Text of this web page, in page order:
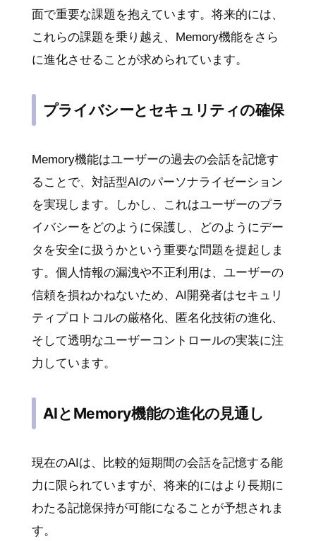
面で重要な課題を抱えています。将来的には、
これらの課題を乗り越え、Memory機能をさら
に進化させることが求められています。
プライバシーとセキュリティの確保
Memory機能はユーザーの過去の会話を記憶す
ることで、対話型AIのパーソナライゼーション
を実現します。しかし、これはユーザーのプラ
イバシーをどのように保護し、どのようにデー
タを安全に扱うかという重要な問題を提起しま
す。個人情報の漏洩や不正利用は、ユーザーの
信頼を損ねかねないため、AI開発者はセキュリ
ティプロトコルの厳格化、匿名化技術の進化、
そして透明なユーザーコントロールの実装に注
力しています。
AIとMemory機能の進化の見通し
現在のAIは、比較的短期間の会話を記憶する能
力に限られていますが、将来的にはより長期に
わたる記憶保持が可能になることが予想されま
す。